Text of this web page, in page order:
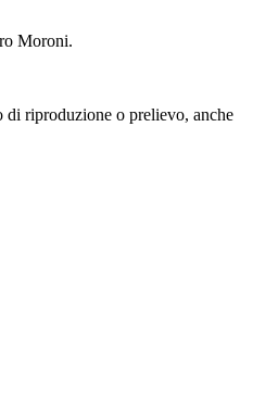
Moroni.
di riproduzione o prelievo, anche